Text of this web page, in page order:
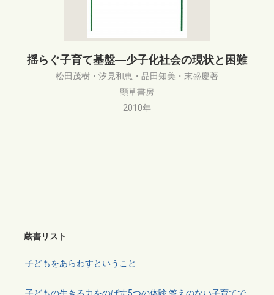
揺らぐ子育て基盤―少子化社会の現状と困難
松田茂樹・汐見和恵・品田知美・末盛慶著
頸草書房
2010年
蔵書リスト
子どもをあらわすということ